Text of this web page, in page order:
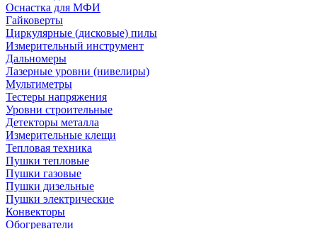
Оснастка для МФИ
Гайковерты
Циркулярные (дисковые) пилы
Измерительный инструмент
Дальномеры
Лазерные уровни (нивелиры)
Мультиметры
Тестеры напряжения
Уровни строительные
Детекторы металла
Измерительные клещи
Тепловая техника
Пушки тепловые
Пушки газовые
Пушки дизельные
Пушки электрические
Конвекторы
Обогреватели